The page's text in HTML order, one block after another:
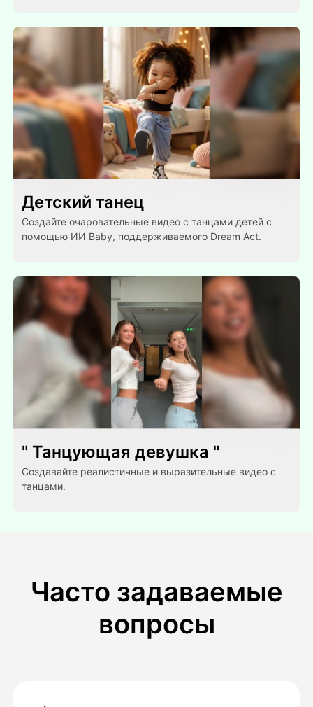
Детский танец
Создайте очаровательные видео с танцами детей с
помощью ИИ Baby, поддерживаемого Dream Act.
" Танцующая девушка "
Создавайте реалистичные и выразительные видео с
танцами.
Часто задаваемые
вопросы